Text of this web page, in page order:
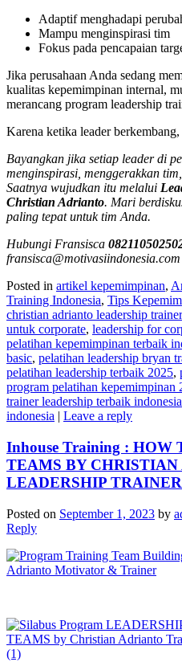
Adaptif menghadapi
Mampu menginspirasi tim
Fokus pada pencapaian
Jika perusahaan Anda sedang
kualitas kepemimpinan internal,
merancang program leadership
Karena ketika leader
Bayangkan jika setiap leader di
menginspirasi, menggerakkan
Saatnya wujudkan itu melalui
Christian Adrianto. Mari
paling tepat untuk tim Anda.
Hubungi Fransisca
fransisca@motivasiindonesia.com
Posted in artikel kepemimpinan,
Training Indonesia, Tips
christian adrianto leadership trainer
untuk corporate, leadership for
pelatihan kepemimpinan terbaik
basic, pelatihan leadership bryan
pelatihan leadership terbaik 2025,
program pelatihan kepemimpinan
trainer leadership terbaik indonesia
indonesia | Leave a reply
Inhouse Training : HOW
TEAMS BY
LEADERSHIP
Posted on September 1, 2023 by
Reply